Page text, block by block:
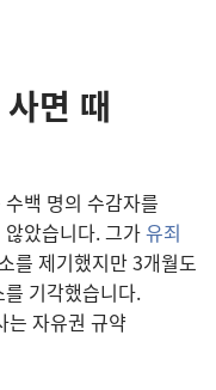
면 때
백 명의 수감자를
았습니다. 그가유죄
를 제기했지만 3개월도
기각했습니다.
는 자유권 규약